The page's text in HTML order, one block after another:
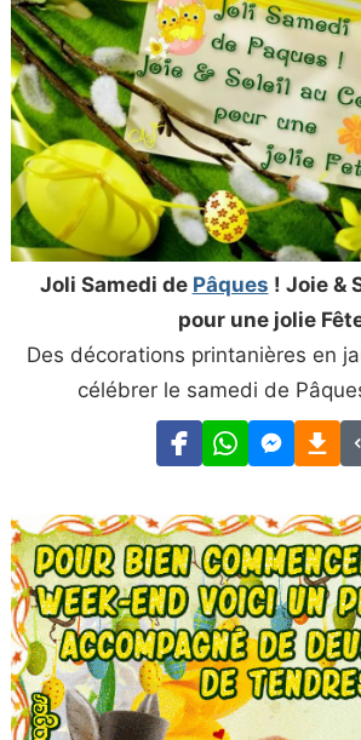
Joli Samedi de Pâques ! Joie &
pour une jolie
Des décorations printanières en
célébrer le samedi de